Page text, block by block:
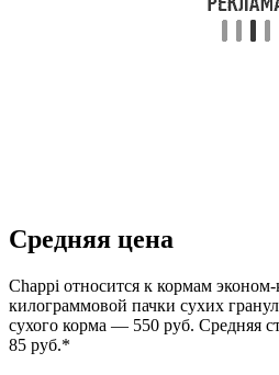
Средняя цена
Chappi относится к кормам
килограммовой пачки сухих
сухого корма — 550 руб. Средняя
85 руб.*